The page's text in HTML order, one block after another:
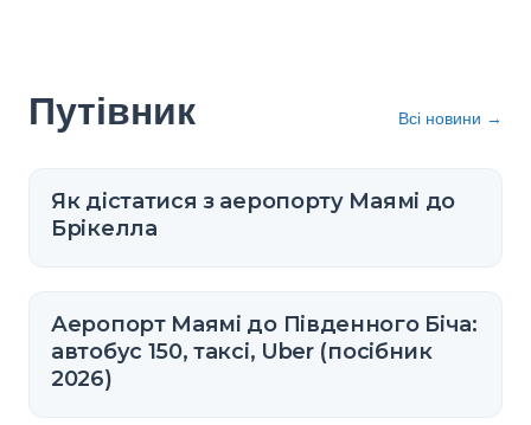
Путівник Всі новини →
Як дістатися з аеропорту Маямі до
Брікелла
Аеропорт Маямі до Південного Біча:
автобус 150, таксі, Uber (посібник
2026)